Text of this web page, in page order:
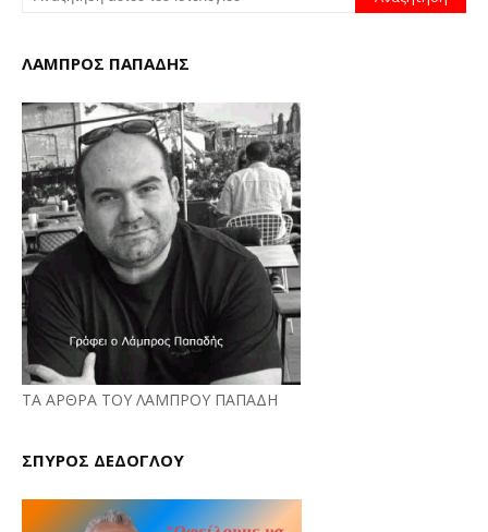
ΛΑΜΠΡΟΣ ΠΑΠΑΔΗΣ
ΤΑ ΑΡΘΡΑ ΤΟΥ ΛΑΜΠΡΟΥ ΠΑΠΑΔΗ
ΣΠΥΡΟΣ ΔΕΔΟΓΛΟΥ